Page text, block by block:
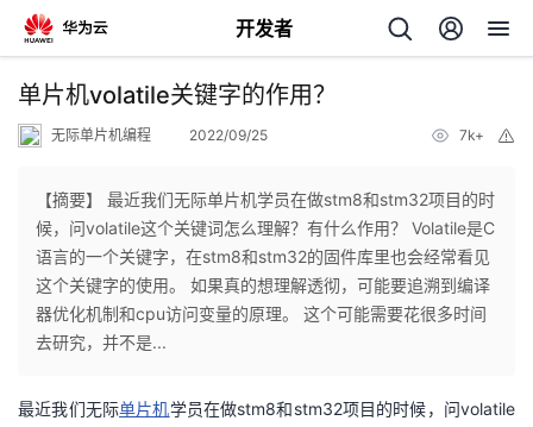
开发者
返
个
人
主
我
的
我
单片机volatile关键字的作用？
无际单片机编程 2022/09/25 7k+
【摘要】 最近我们无际单片机学员在做stm8和stm32项目的时
候，问volatile这个关键词怎么理解？有什么作用？ Volatile是C
语言的一个关键字，在stm8和stm32的固件库里也会经常看见
这个关键字的使用。 如果真的想理解透彻，可能要追溯到编译
器优化机制和cpu访问变量的原理。 这个可能需要花很多时间
去研究，并不是...
最近我们无际单片机学员在做stm8和stm32项目的时候，问volatile